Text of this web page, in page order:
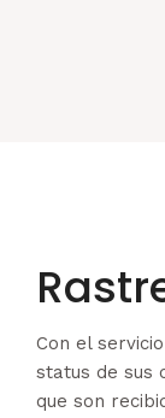
Con el
status de sus
que son